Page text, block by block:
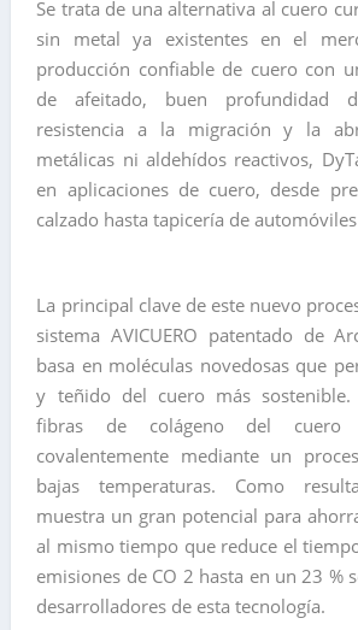
Se trata de una alternativa al cuero
sin metal ya existentes en el
producción confiable de cuero con
de afeitado, buen profundidad
resistencia a la migración y la
metálicas ni aldehídos reactivos,
en aplicaciones de cuero, desde
calzado hasta tapicería de
La principal clave de este nuevo
sistema AVICUERO patentado de
basa en moléculas novedosas que
y teñido del cuero más
fibras de colágeno del cuero
covalentemente mediante un
bajas temperaturas. Como
muestra un gran potencial para
al mismo tiempo que reduce el
emisiones de CO 2 hasta en un 23 %
desarrolladores de esta tecnología.